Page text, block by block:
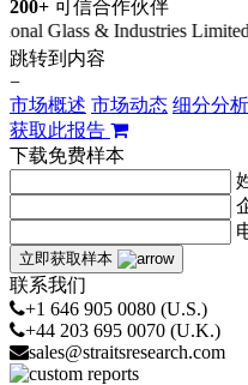
200+ 可信合作伙伴
跳转到内容
−
市场概述 市场动态 细分分析
获取此报告
下载免费样本
立即获取样本
联系我们
+1 646 905 0080 (U.S.)
+44 203 695 0070 (U.K.)
sales@straitsresearch.com